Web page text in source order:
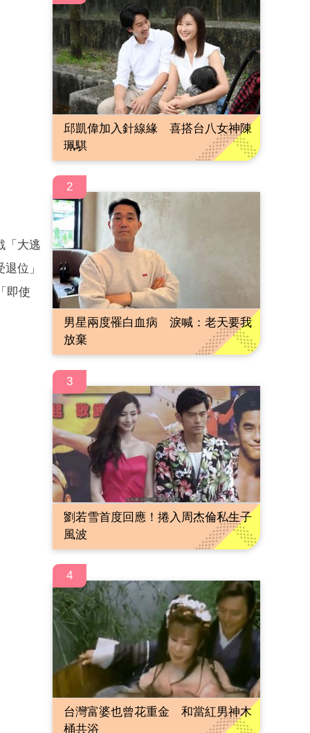
「大逃
位」
即使
邱凱偉加入針線緣 喜搭台八女神陳
珮騏
2
男星兩度罹白血病 淚喊：老天要我
放棄
3
劉若雪首度回應！捲入周杰倫私生子
風波
4
台灣富婆也曾花重金 和當紅男神木
桶共浴